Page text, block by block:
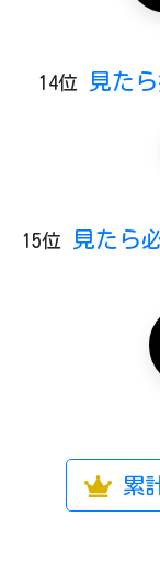
14位 見た
15位 見たら
累